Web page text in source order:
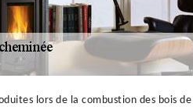
lors de la combustion des bois de